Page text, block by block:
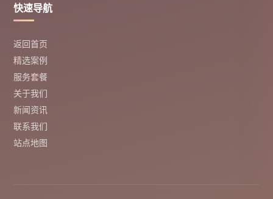
快速导航
返回首页
精选案例
服务套餐
关于我们
新闻资讯
联系我们
站点地图